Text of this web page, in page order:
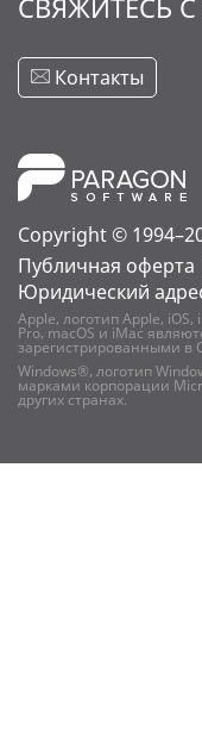
СВЯЖИТЕСЬ
Контакты
Copyright ©
Публичная оферта
Юридический
Apple, логотип Apple, iOS,
Pro, macOS и iMac
зарегистрированными в
Windows®, логотип
марками корпорации
других странах.